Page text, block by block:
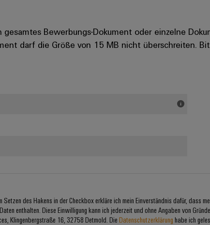
Bewerbungs-Dokument oder einzelne
darf die Größe von 15 MB nicht überschreiten.
des Hakens in der Checkbox erkläre ich mein Einverständnis dafür, dass
enthalten. Diese Einwilligung kann ich jederzeit und ohne Angaben von
Klingenbergstraße 16, 32758 Detmold. Die Datenschutzerklärung habe ich